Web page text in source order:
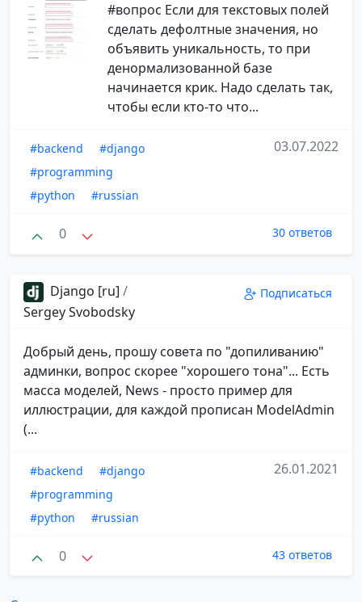
#вопрос Если для текстовых полей
сделать дефолтные значения, но
объявить уникальность, то при
денормализованной базе
начинается крик. Надо сделать так,
чтобы если кто-то что...
#backend
#django
#programming
#python
#russian
03.07.2022
0 30 ответов
Django [ru] /
Sergey Svobodsky
Подписаться
Добрый день, прошу совета по "допиливанию"
админки, вопрос скорее "хорошего тона"... Есть
масса моделей, News - просто пример для
иллюстрации, для каждой прописан ModelAdmin
(...
#backend
#django
#programming
#python
#russian
26.01.2021
0 43 ответов